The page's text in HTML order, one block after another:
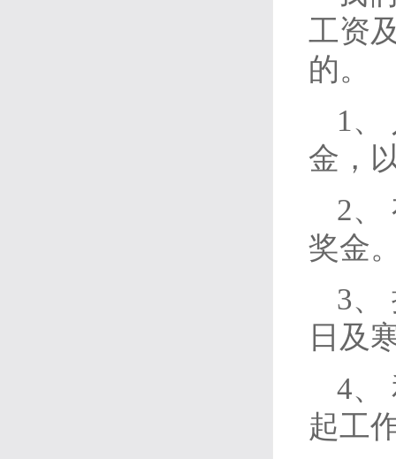
工资
的。
1、
金，
2、
奖金
3、
日及
4、
起工